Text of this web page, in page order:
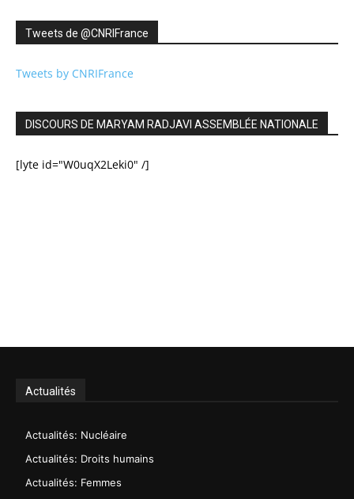
Tweets de ‎@CNRIFrance
Tweets by CNRIFrance
DISCOURS DE MARYAM RADJAVI ASSEMBLÉE NATIONALE
[lyte id="W0uqX2Leki0" /]
Actualités
Actualités: Nucléaire
Actualités: Droits humains
Actualités: Femmes